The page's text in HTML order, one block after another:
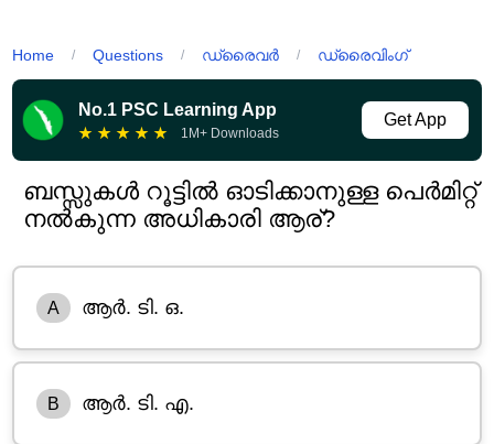
Home / Questions / ഡ്രൈവർ / ഡ്രൈവിംഗ്
No.1 PSC Learning App
★ ★ ★ ★ ★ 1M+ Downloads
Get App
ബസ്സുകൾ റൂട്ടിൽ ഓടിക്കാനുള്ള പെർമിറ്റ്
നൽകുന്ന അധികാരി ആര്?
A ആർ. ടി. ഒ.
B ആർ. ടി. എ.